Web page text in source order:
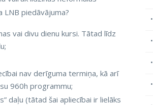
piedāvājuma?
vai divu dienu kursi. Tātad līdz
nav derīguma termiņa, kā arī
960h programmu;
daļu (tātad šai apliecībai ir lielāks